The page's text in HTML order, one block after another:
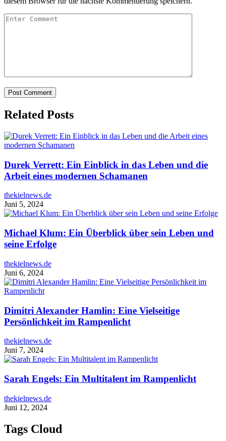
Related Posts
Durek Verrett: Ein Einblick in das Leben und die
Arbeit eines modernen Schamanen
thekielnews.de
Juni 5, 2024
Michael Klum: Ein Überblick über sein Leben und
seine Erfolge
thekielnews.de
Juni 6, 2024
Dimitri Alexander Hamlin: Eine Vielseitige
Persönlichkeit im Rampenlicht
thekielnews.de
Juni 7, 2024
Sarah Engels: Ein Multitalent im Rampenlicht
thekielnews.de
Juni 12, 2024
Tags Cloud